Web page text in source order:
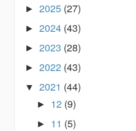
► 2025 (27)
► 2024 (43)
► 2023 (28)
► 2022 (43)
▼ 2021 (44)
► 12 (9)
► 11 (5)